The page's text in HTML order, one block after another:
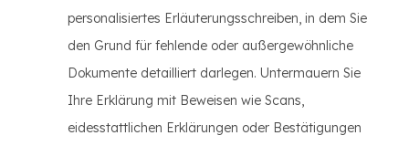
personalisiertes Erläuterungsschreiben, in dem Sie
den Grund für fehlende oder außergewöhnliche
Dokumente detailliert darlegen. Untermauern Sie
Ihre Erklärung mit Beweisen wie Scans,
eidesstattlichen Erklärungen oder Bestätigungen